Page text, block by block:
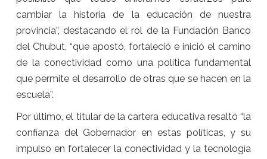
cambiar la historia de la educación de nuestra
provincia”, destacando el rol de la Fundación Banco
del Chubut, “que apostó, fortaleció e inició el camino
de la conectividad como una política fundamental
que permite el desarrollo de otras que se hacen en la
escuela”.
Por último, el titular de la cartera educativa resaltó “la
confianza del Gobernador en estas políticas, y su
impulso en fortalecer la conectividad y la tecnología